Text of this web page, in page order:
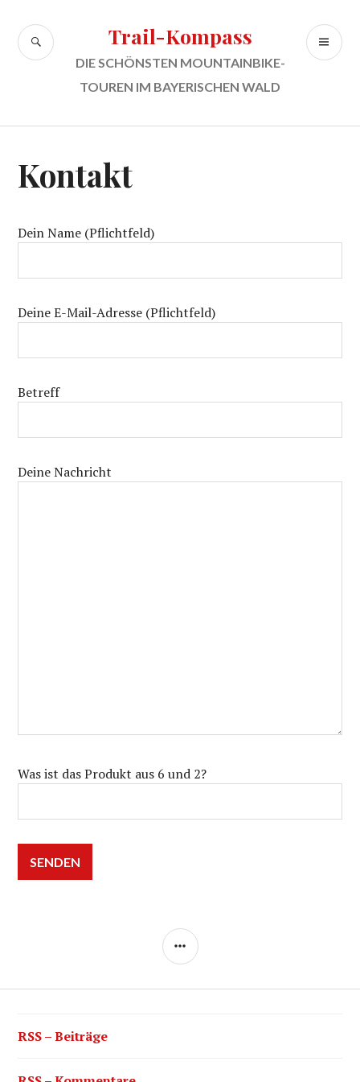
Inhalt
springen
Trail-Kompass
DIE SCHÖNSTEN MOUNTAINBIKE-
TOUREN IM BAYERISCHEN WALD
SUCHE
Kontakt
Dein Name (Pflichtfeld)
Deine E-Mail-Adresse (Pflichtfeld)
Betreff
Deine Nachricht
Was ist das Produkt aus 6 und 2?
SEITENLEISTE
RSS – Beiträge